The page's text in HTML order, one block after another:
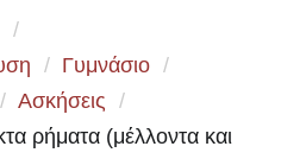
/
/ Γυμνάσιο /
/ Ασκήσεις /
ρήματα (μέλλοντα και